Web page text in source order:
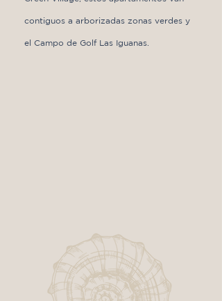
contiguos a arborizadas zonas verdes y
el Campo de Golf Las Iguanas.